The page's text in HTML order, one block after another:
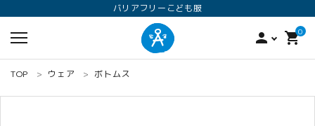
バリアフリーこども服
person 0
shopping_cart
TOP ウェア ボトムス